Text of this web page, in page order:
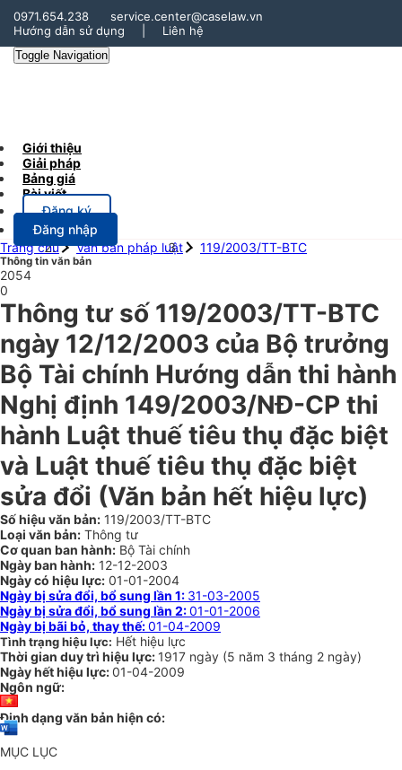
0971.654.238
service.center@caselaw.vn
Hướng dẫn sử dụng
Liên hệ
Toggle Navigation
Giới thiệu
Giải pháp
Bảng giá
Bài viết
Đăng ký
Đăng nhập
Trang chủ
Văn bản pháp luật 119/2003/TT-BTC
Thông tin văn bản
2054
0
Thông tư số 119/2003/TT-BTC
ngày 12/12/2003 của Bộ trưởng
Bộ Tài chính Hướng dẫn thi hành
Nghị định 149/2003/NĐ-CP thi
hành Luật thuế tiêu thụ đặc biệt
và Luật thuế tiêu thụ đặc biệt
sửa đổi (Văn bản hết hiệu lực)
Số hiệu văn bản: 119/2003/TT-BTC
Loại văn bản: Thông tư
Cơ quan ban hành: Bộ Tài chính
Ngày ban hành: 12-12-2003
Ngày có hiệu lực: 01-01-2004
Ngày bị sửa đổi, bổ sung lần 1: 31-03-2005
Ngày bị sửa đổi, bổ sung lần 2:01-01-2006
Ngày bị bãi bỏ, thay thế:01-04-2009
Tình trạng hiệu lực: Hết hiệu lực
Thời gian duy trì hiệu lực: 1917 ngày (5 năm 3 tháng 2 ngày)
Ngày hết hiệu lực:01-04-2009
Ngôn ngữ:
Định dạng văn bản hiện có:
MỤC LỤC